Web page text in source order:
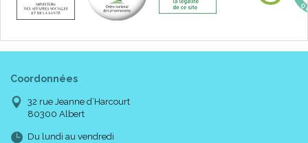
Coordonnées
32 rue Jeanne d’Harcourt
80300 Albert
Du lundi au vendredi